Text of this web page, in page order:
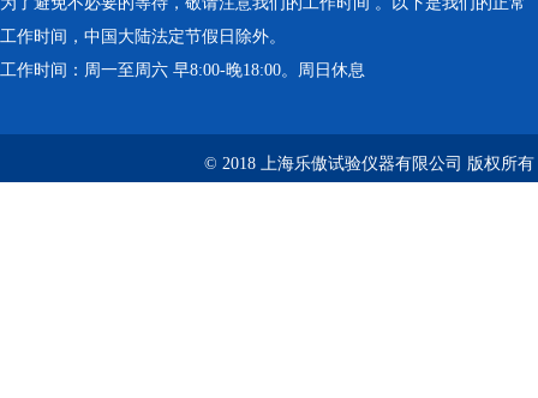
工作时间，中国大陆法定节假日除外。
工作时间：周一至周六 早8:00-晚18:00。周日休息
© 2018 上海乐傲试验仪器有限公司 版权所